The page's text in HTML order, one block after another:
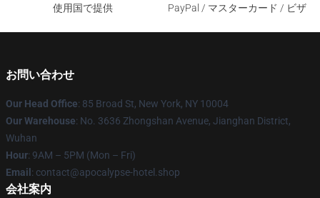
使用国で提供
PayPal / マスターカード / ビザ
お問い合わせ
Our Head Office: 85 Broad St, New York, NY 10004
Our Warehouse: No. 3636 Zhongshan Avenue, Jianghan District,
Wuhan
Hour: 9AM – 5PM (Mon – Fri)
Email : contact@apocalypse-hotel.shop
会社案内